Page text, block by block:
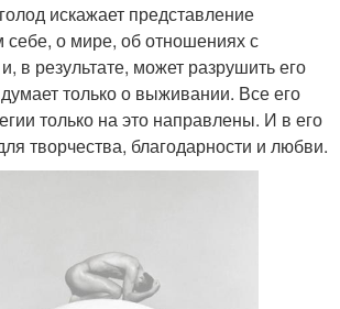
искажает представление
себе, о мире, об отношениях с
в результате, может разрушить его
только о выживании. Все его
только на это направлены. И в его
творчества, благодарности и любви.